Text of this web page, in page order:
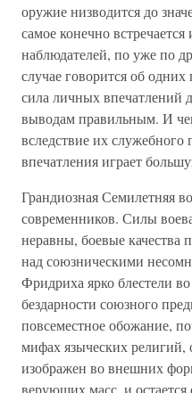
оружие низводится до
самое конечно
наблюдателей, по уже по
случае говорится об
сила личных впечатлений
выводам правильным. И
вследствие их
впечатления играет
Грандиозная Семилетняя
современников. Силы
неравны, боевые качества
над союзническими
Фридриха ярко блестели
бездарности союзного
повсеместное обожание,
мифах языческих религий,
изображен во внешних
верующих масс, и